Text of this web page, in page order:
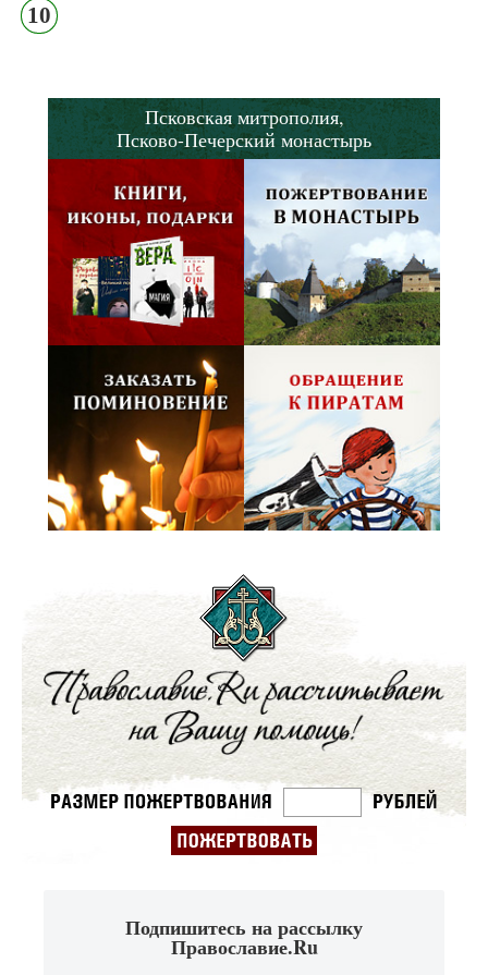
10
Псковская митрополия,
Псково-Печерский монастырь
Подпишитесь на рассылку
Православие.Ru